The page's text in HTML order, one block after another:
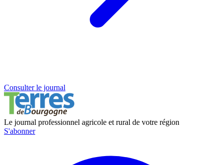
Consulter le journal
Le journal professionnel agricole et rural de votre région
S'abonner